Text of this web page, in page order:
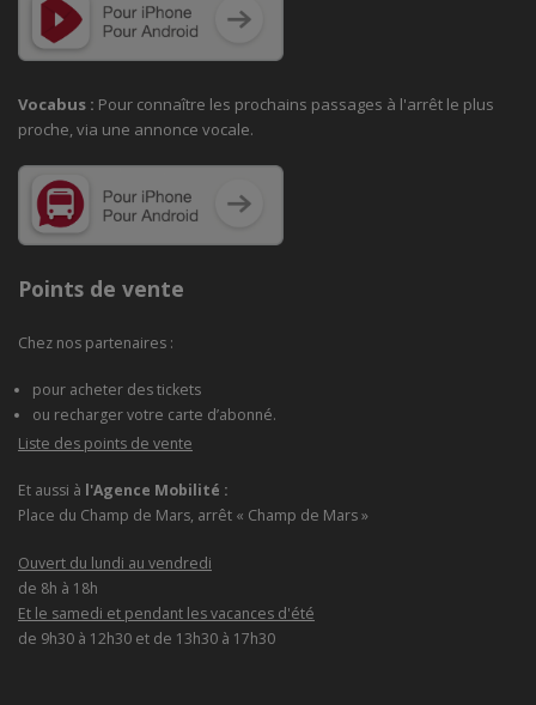
Vocabus : Pour connaître les prochains passages à l'arrêt le plus
proche, via une annonce vocale.
Points de vente
Chez nos partenaires :
pour acheter des tickets
ou recharger votre carte d’abonné.
Liste des points de vente
Et aussi à l'Agence Mobilité :
Place du Champ de Mars, arrêt « Champ de Mars »
Ouvert du lundi au vendredi
de 8h à 18h
Et le samedi et pendant les vacances d'été
de 9h30 à 12h30 et de 13h30 à 17h30